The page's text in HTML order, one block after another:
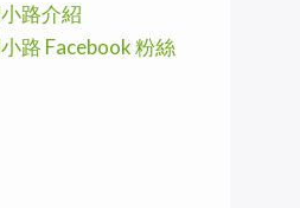
路介紹
路 Facebook 粉絲